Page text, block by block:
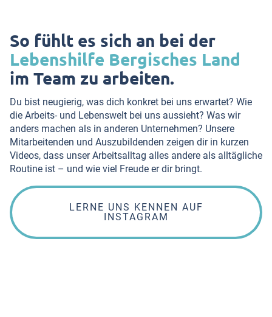
So fühlt es sich an bei der
Lebenshilfe Bergisches Land
im Team zu arbeiten.
Du bist neugierig, was dich konkret bei uns erwartet? Wie
die Arbeits- und Lebenswelt bei uns aussieht? Was wir
anders machen als in anderen Unternehmen? Unsere
Mitarbeitenden und Auszubildenden zeigen dir in kurzen
Videos, dass unser Arbeitsalltag alles andere als alltägliche
Routine ist – und wie viel Freude er dir bringt.
LERNE UNS KENNEN AUF
INSTAGRAM